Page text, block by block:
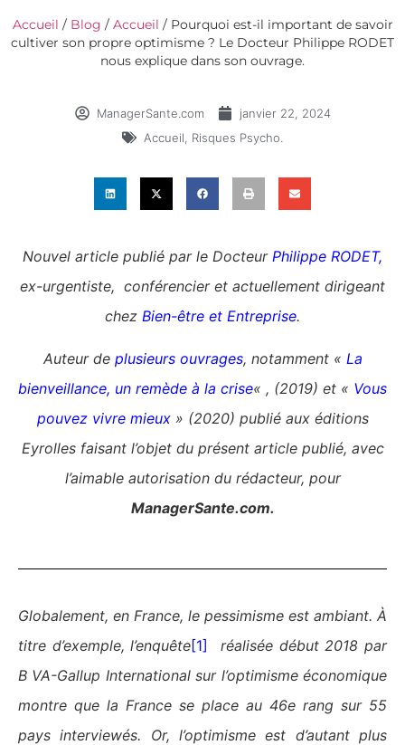
Accueil / Blog / Accueil / Pourquoi est-il important de savoir
cultiver son propre optimisme ? Le Docteur Philippe RODET
nous explique dans son ouvrage.
ManagerSante.com
janvier 22, 2024
Accueil
Risques Psycho.
Nouvel article publié par le Docteur Philippe RODET,
ex-urgentiste, conférencier et actuellement dirigeant
chez Bien-être et Entreprise.
Auteur de plusieurs ouvrages, notamment « La
bienveillance, un remède à la crise« , (2019) et « Vous
pouvez vivre mieux» (2020) publié aux éditions
Eyrolles faisant l’objet du présent article publié, avec
l’aimable autorisation du rédacteur, pour
ManagerSante.com.
Globalement, en France, le pessimisme est ambiant. À
titre d’exemple, l’enquête[1]
réalisée début 2018 par
B VA-Gallup International sur l’optimisme économique
montre que la France se place au 46e rang sur 55
pays interviewés. Or, l’optimisme est d’autant plus